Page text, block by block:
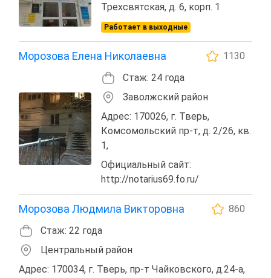
Трехсвятская, д. 6, корп. 1
Работает в выходные
Морозова Елена Николаевна
1130
Стаж: 24 года
Заволжский район
Адрес: 170026, г. Тверь,
Комсомольский пр-т, д. 2/26, кв.
1,
Официальный сайт:
http://notarius69.fo.ru/
Морозова Людмила Викторовна
860
Стаж: 22 года
Центральный район
Адрес: 170034, г. Тверь, пр-т Чайковского, д.24-а,